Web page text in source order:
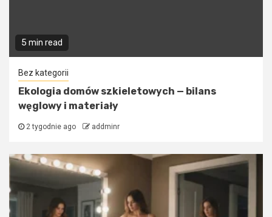
5 min read
Bez kategorii
Ekologia domów szkieletowych — bilans
węglowy i materiały
2 tygodnie ago addminr